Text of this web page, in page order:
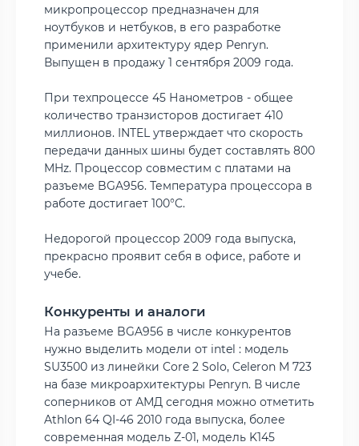
микропроцессор предназначен для
ноутбуков и нетбуков, в его разработке
применили архитектуру ядер Penryn.
Выпущен в продажу 1 сентября 2009 года.
При техпроцессе 45 Нанометров - общее
количество транзисторов достигает 410
миллионов. INTEL утверждает что скорость
передачи данных шины будет составлять 800
MHz. Процессор совместим с платами на
разъеме BGA956. Температура процессора в
работе достигает 100°C.
Недорогой процессор 2009 года выпуска,
прекрасно проявит себя в офисе, работе и
учебе.
Конкуренты и аналоги
На разъеме BGA956 в числе конкурентов
нужно выделить модели от intel : модель
SU3500 из линейки Core 2 Solo, Celeron M 723
на базе микроархитектуры Penryn. В числе
соперников от АМД сегодня можно отметить
Athlon 64 QI-46 2010 года выпуска, более
современная модель Z-01, модель K145